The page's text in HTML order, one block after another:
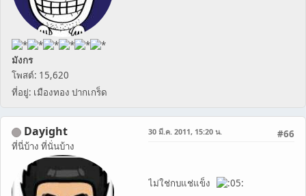
มังกร
โพสต์: 15,620
ที่อยู่: เมืองทอง ปากเกร็ด
Dayight
ที่นี่บ้าง ที่นั่นบ้าง
#66
30 มี.ค. 2011, 15:20 น.
ไม่ใช่กบแช่แข็ง